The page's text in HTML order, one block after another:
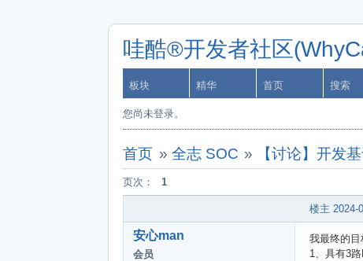
哇酷®开发者社区
板块 精华 首页 搜索
您尚未登录。
首页 » 全志 SOC » 【讨论】开发
页次： 1
楼主 2024-
安心man
会员
我最终的目
1、具有3